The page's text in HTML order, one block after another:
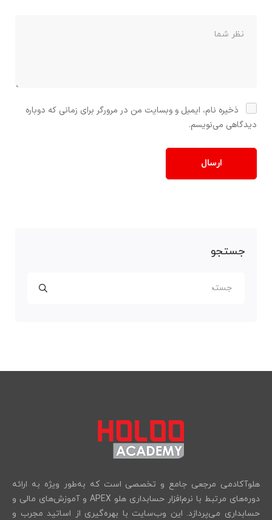
جستجو
ذخیره نام، ایمیل و وبسایت من در مرورگر برای زمانی که دوباره
دیدگاهی می‌نویسم.
هلوآکادمی مرجعی جامع و تخصصی است که به‌طور ویژه به ارائه
دوره‌های مرتبط با نرم‌افزار حسابداری هلو APEX و آموزش‌های مالی و
حسابداری می‌پردازد. این وب‌سایت با بهره‌گیری از اساتید مجرب و